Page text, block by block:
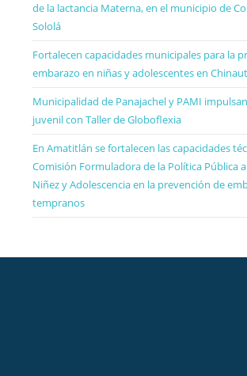
de la lactancia Materna, en el municipio de
Sololá
Fortalecen capacidades municipales para la
embarazo en niñas y adolescentes en
Municipalidad de Panajachel y PAMI
juvenil con Taller de Globoflexia
En Amatitlán se fortalecen las capacidades
Comisión Formuladora de la Política Pública
Niñez y Adolescencia en la prevención de
tempranos